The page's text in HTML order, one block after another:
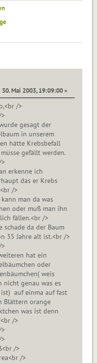
30. Mai 2003, 19:09:00 »
/>
gesagt der
in unserem
hätte Krebsbefall
gefällt werden.
erkenne ich
das er Krebs
/>
man da was
oder muß man ihn
fällen.<br />
schade da der Baum
35 Jahre alt ist.<br />
hat ein
oder
weis
nicht genau was es
auf einma auf fast
Blättern orange
was ist denn
/>
/>
/>